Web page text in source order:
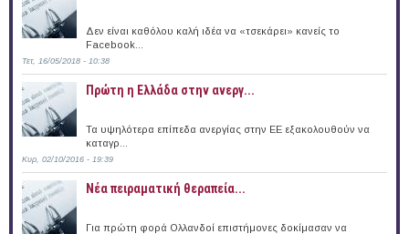
Δεν είναι καθόλου καλή ιδέα να «τσεκάρει» κανείς το
Facebook...
Τετ, 16/05/2018 - 10:38
Πρώτη η Ελλάδα στην ανεργ...
Τα υψηλότερα επίπεδα ανεργίας στην ΕΕ εξακολουθούν να
καταγρ...
Κυρ, 02/10/2016 - 19:39
Νέα πειραματική θεραπεία...
Για πρώτη φορά Ολλανδοί επιστήμονες δοκίμασαν να